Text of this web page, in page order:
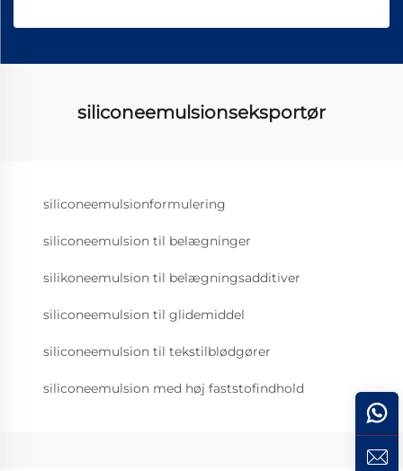
siliconeemulsionseksportør
siliconeemulsionformulering
siliconeemulsion til belægninger
silikoneemulsion til belægningsadditiver
siliconeemulsion til glidemiddel
siliconeemulsion til tekstilblødgører
siliconeemulsion med høj faststofindhold